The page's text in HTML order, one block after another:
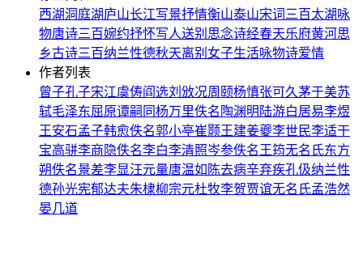
西湖洞庭湖庐山长江写景抒情衡山泰山宋词三百太湖 咏
物唐诗三百婉约抒怀写人送别 思念诗经春天乐府黄河思
乡古诗三百纳兰性德秋天离别 女子生活咏物诗爱情
作者列表
曾子孔子宋江虞俦阎选刘攽况周颐杨慎张可久茅于美苏
轼毛泽东屈原谭嗣同杨万里佚名 陶渊明 陆游白居易李煜
王安石孟子韩愈佚名郭小亭崔颢王建姜夔李世民李适干
宝高骈李商隐佚名李白李清照岑参佚名 王筠无名氏东方
朔佚名景差李显汪元量唐温如 陈去病辛弃疾孔伋纳兰性
德孙光宪郁达夫朱棣柳宗元杜牧李贺贾谊无名氏孟浩然
晏几道